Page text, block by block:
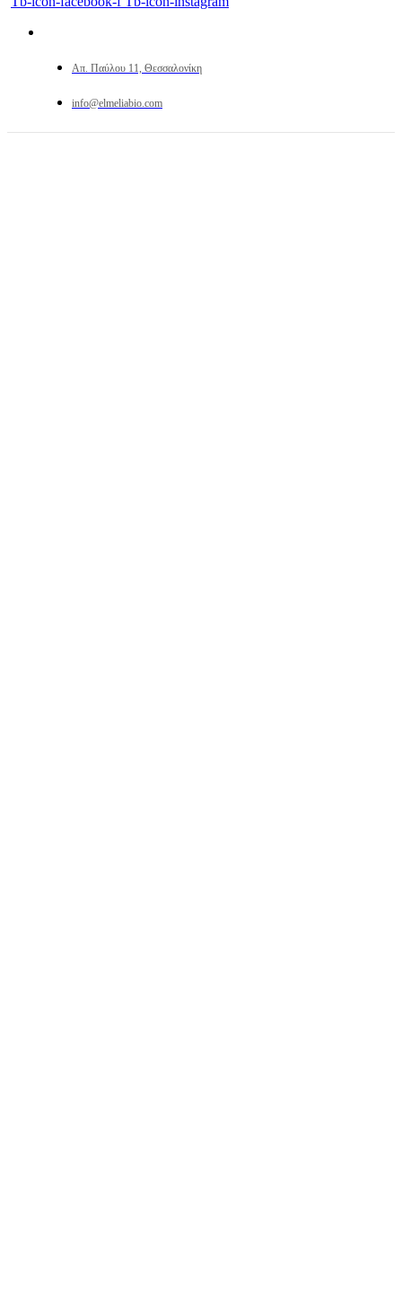
Απ. Παύλου 11, Θεσσαλονίκη
info@elmeliabio.com